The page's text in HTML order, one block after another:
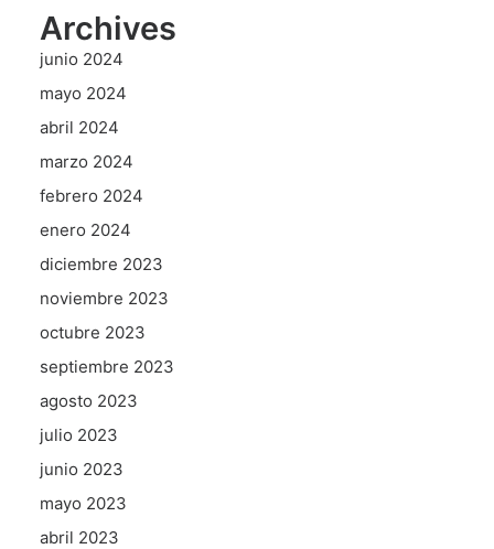
Archives
junio 2024
mayo 2024
abril 2024
marzo 2024
febrero 2024
enero 2024
diciembre 2023
noviembre 2023
octubre 2023
septiembre 2023
agosto 2023
julio 2023
junio 2023
mayo 2023
abril 2023